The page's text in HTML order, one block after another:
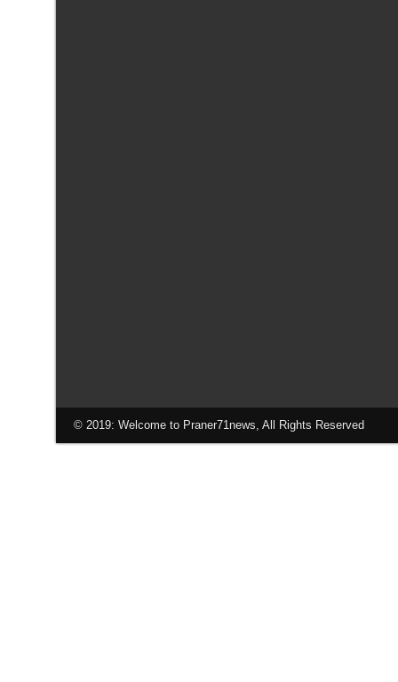
© 2019: Welcome to Praner71news, All Rights Reserved